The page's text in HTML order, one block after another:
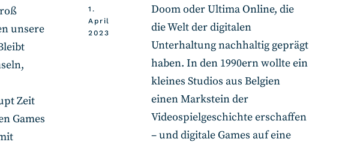
unsere
Zeit
Games
1.
April
2023
Doom oder Ultima Online, die
die Welt der digitalen
Unterhaltung nachhaltig geprägt
haben. In den 1990ern wollte ein
kleines Studios aus Belgien
einen Markstein der
Videospielgeschichte erschaffen
– und digitale Games auf eine